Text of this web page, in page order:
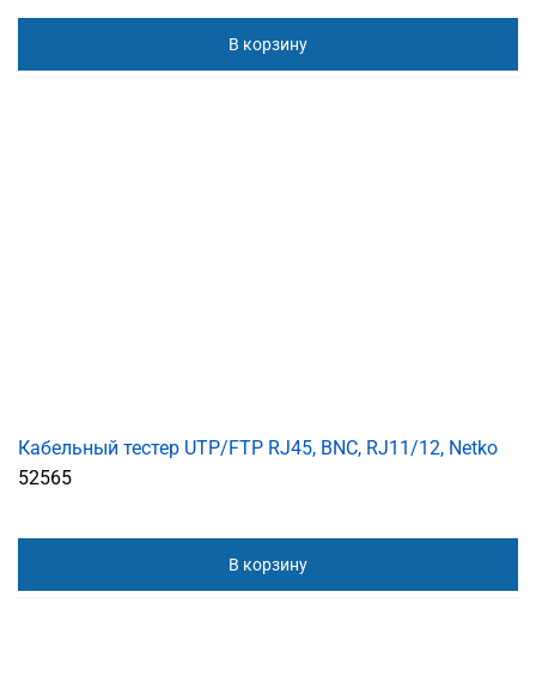
В корзину
Кабельный тестер UTP/FTP RJ45, BNC, RJ11/12, Netko
52565
В корзину